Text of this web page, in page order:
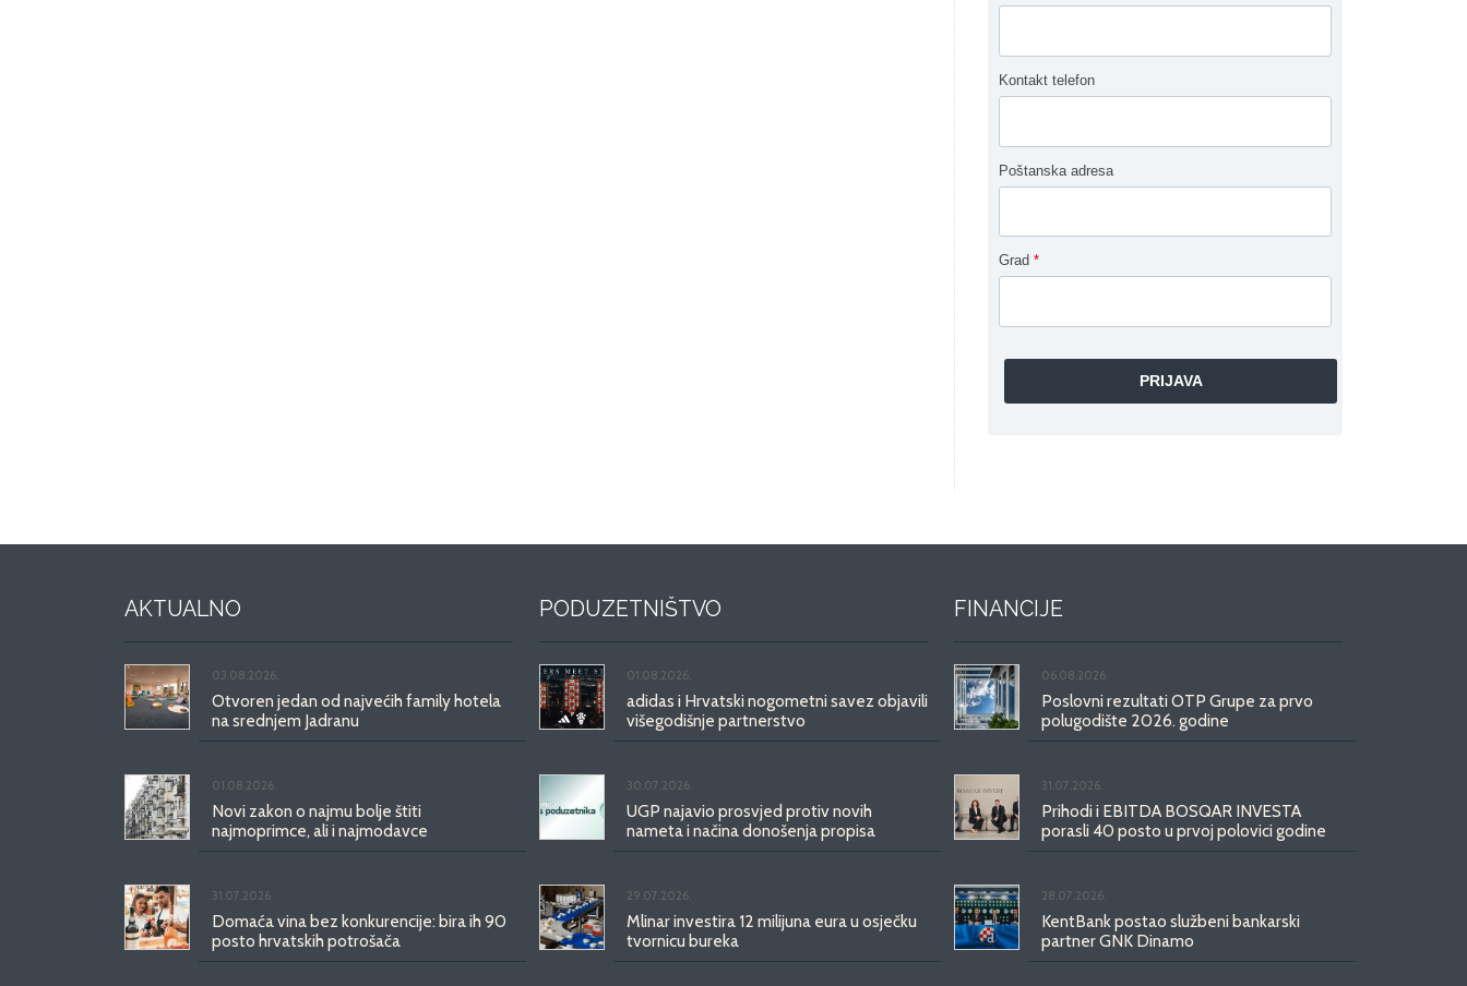
Kontakt telefon
Poštanska adresa
Grad *
AKTUALNO
03.08.2026.
Otvoren jedan od najvećih family hotela
na srednjem Jadranu
01.08.2026.
Novi zakon o najmu bolje štiti
najmoprimce, ali i najmodavce
31.07.2026.
Domaća vina bez konkurencije: bira ih 90
posto hrvatskih potrošača
PODUZETNIŠTVO
01.08.2026.
adidas i Hrvatski nogometni savez objavili
višegodišnje partnerstvo
30.07.2026.
UGP najavio prosvjed protiv novih
nameta i načina donošenja propisa
29.07.2026.
Mlinar investira 12 milijuna eura u osječku
tvornicu bureka
FINANCIJE
06.08.2026.
Poslovni rezultati OTP Grupe za prvo
polugodište 2026. godine
31.07.2026.
Prihodi i EBITDA BOSQAR INVESTA
porasli 40 posto u prvoj polovici godine
28.07.2026.
KentBank postao službeni bankarski
partner GNK Dinamo